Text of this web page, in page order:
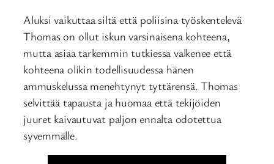
Aluksi vaikuttaa siltä että poliisina työskentelevä
Thomas on ollut iskun varsinaisena kohteena,
mutta asiaa tarkemmin tutkiessa valkenee että
kohteena olikin todellisuudessa hänen
ammuskelussa menehtynyt tyttärensä. Thomas
selvittää tapausta ja huomaa että tekijöiden
juuret kaivautuvat paljon ennalta odotettua
syvemmälle.